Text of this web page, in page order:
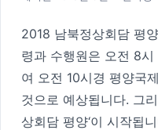
2018 남북정상회담 평
령과 수행원은 오전 8
여 오전 10시경 평양국
것으로 예상됩니다. 그
상회담 평양‘이 시작됩